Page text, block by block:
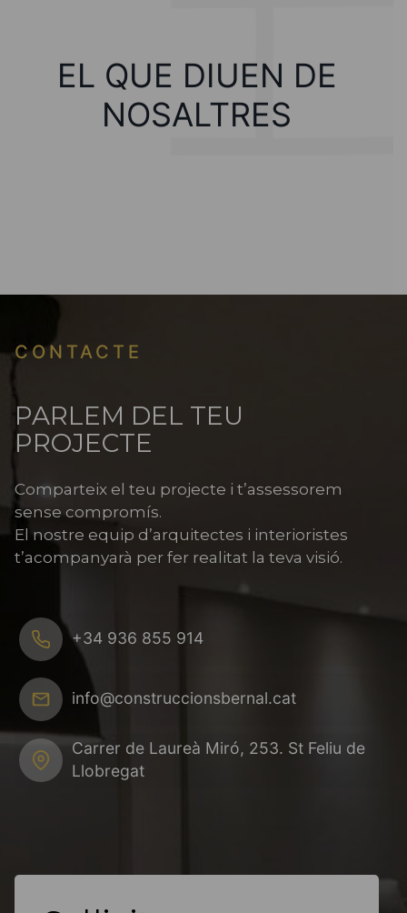
EL QUE DIUEN DE
NOSALTRES
CONTACTE
PARLEM DEL TEU
PROJECTE
Comparteix el teu projecte i t’assessorem
sense compromís.
El nostre equip d’arquitectes i interioristes
t’acompanyarà per fer realitat la teva visió.
+34 936 855 914
info@construccionsbernal.cat
Carrer de Laureà Miró, 253. St Feliu de
Llobregat